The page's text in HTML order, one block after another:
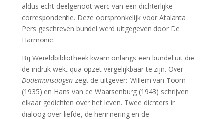
aldus echt deelgenoot werd van een dichterlijke
correspondentie. Deze oorspronkelijk voor Atalanta
Pers geschreven bundel werd uitgegeven door De
Harmonie.
Bij Wereldbibliotheek kwam onlangs een bundel uit die
de indruk wekt qua opzet vergelijkbaar te zijn. Over
Dodemansdagen zegt de uitgever: ‘Willem van Toorn
(1935) en Hans van de Waarsenburg (1943) schrijven
elkaar gedichten over het leven. Twee dichters in
dialoog over liefde, de herinnering en de